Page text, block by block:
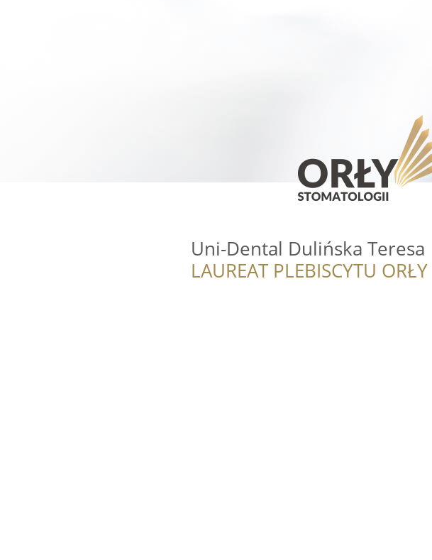
Uni-Dental Dulińska Teresa
LAUREAT PLEBISCYTU ORŁY